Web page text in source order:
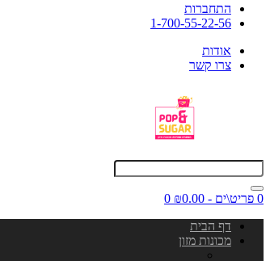
התחברות
1-700-55-22-56
אודות
צרו קשר
0 פריט\ים - ₪0.00
0
דף הבית
מכונות מזון